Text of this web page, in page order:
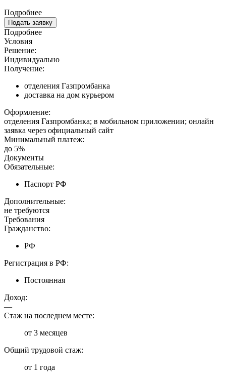
Подробнее
Подать заявку
Подробнее
Условия
Решение:
Индивидуально
Получение:
отделения Газпромбанка
доставка на дом курьером
Оформление:
отделения Газпромбанка; в мобильном приложении; онлайн
заявка через официальный сайт
Минимальный платеж:
до 5%
Документы
Обязательные:
Паспорт РФ
Дополнительные:
не требуются
Требования
Гражданство:
РФ
Регистрация в РФ:
Постоянная
Доход:
—
Стаж на последнем месте:
от 3 месяцев
Общий трудовой стаж:
от 1 года